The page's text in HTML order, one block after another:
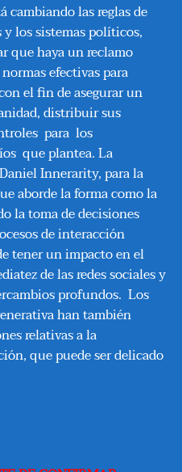
las reglas de
y los sistemas políticos,
que haya un reclamo
efectivas para
el fin de asegurar un
distribuir sus
para los
que plantea. La
Innerarity, para la
aborde la forma como la
la toma de decisiones
de interacción
tener un impacto en el
de las redes sociales y
profundos. Los
han también
relativas a la
que puede ser delicado